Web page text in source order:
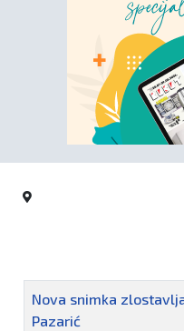
Kultura
kronika
Politika
Naziv
Nova snimka
Pazarić